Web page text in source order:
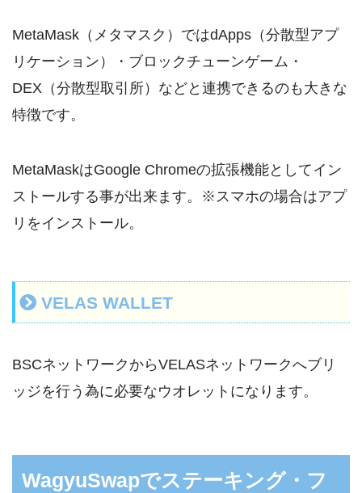
MetaMask（メタマスク）ではdApps（分散型アプ
リケーション）・ブロックチューンゲーム・
DEX（分散型取引所）などと連携できるのも大きな
特徴です。
MetaMaskはGoogle Chromeの拡張機能としてイン
ストールする事が出来ます。※スマホの場合はアプ
リをインストール。
VELAS WALLET
BSCネットワークからVELASネットワークへブリ
ッジを行う為に必要なウオレットになります。
WagyuSwapでステーキング・フ